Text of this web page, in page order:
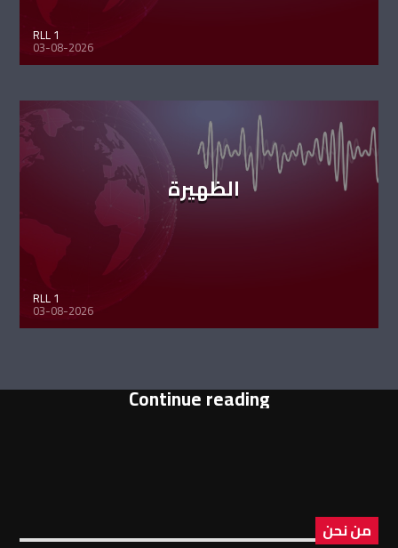
RLL 1
03-08-2026
الظهيرة
RLL 1
03-08-2026
Continue reading
من نحن